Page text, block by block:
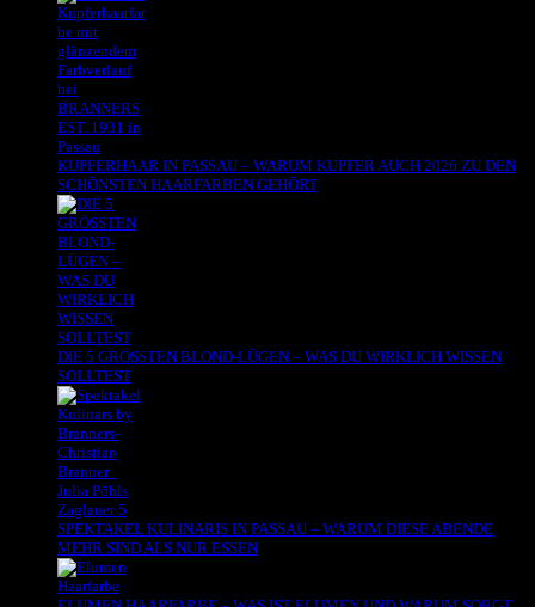
KUPFERHAAR IN PASSAU – WARUM KUPFER AUCH 2026 ZU DEN
SCHÖNSTEN HAARFARBEN GEHÖRT
DIE 5 GRÖSSTEN BLOND-LÜGEN – WAS DU WIRKLICH WISSEN
SOLLTEST
SPEKTAKEL KULINARIS IN PASSAU – WARUM DIESE ABENDE
MEHR SIND ALS NUR ESSEN